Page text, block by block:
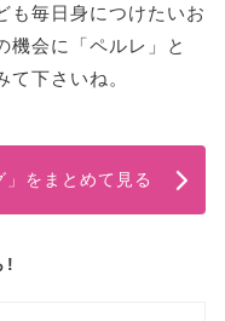
も毎日身につけたいお
会に「ペルレ」と
て下さいね。
をまとめて見る
!